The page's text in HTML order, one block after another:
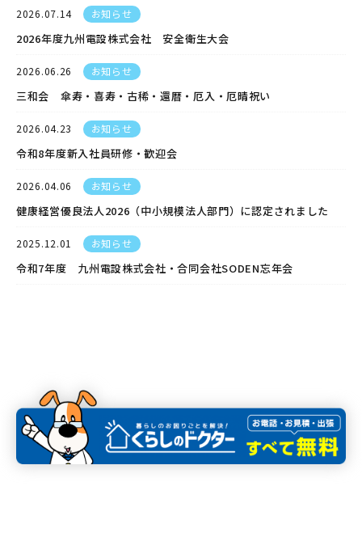
2026.07.14 お知らせ
2026年度九州電設株式会社 安全衛生大会
2026.06.26 お知らせ
三和会 傘寿・喜寿・古稀・還暦・厄入・厄晴祝い
2026.04.23 お知らせ
令和8年度新入社員研修・歓迎会
2026.04.06 お知らせ
健康経営優良法人2026（中小規模法人部門）に認定されました
2025.12.01 お知らせ
令和7年度 九州電設株式会社・合同会社SODEN忘年会